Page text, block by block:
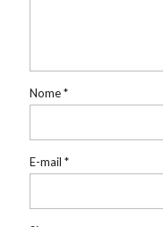
Nome*
E-mail *